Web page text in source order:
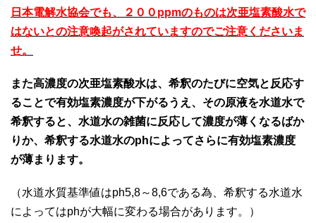
日本電解水協会でも、２００ppmのものは次亜塩素酸水で
はないとの注意喚起がされていますのでご注意くださいま
せ。
また高濃度の次亜塩素酸水は、希釈のたびに空気と反応す
ることで有効塩素濃度が下がるうえ、その原液を水道水で
希釈すると、水道水の雑菌に反応して濃度が薄くなるばか
りか、希釈する水道水のphによってさらに有効塩素濃度
が薄まります。
（水道水質基準値はph5,8～8,6である為、希釈する水道水
によってはphが大幅に変わる場合があります。）